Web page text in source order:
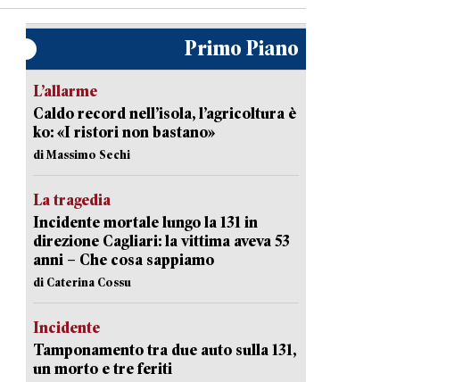
Primo Piano
L’allarme
Caldo record nell’isola, l’agricoltura è
ko: «I ristori non bastano»
di Massimo Sechi
La tragedia
Incidente mortale lungo la 131 in
direzione Cagliari: la vittima aveva 53
anni – Che cosa sappiamo
di Caterina Cossu
Incidente
Tamponamento tra due auto sulla 131,
un morto e tre feriti